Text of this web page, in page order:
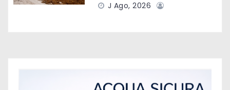
t
o
J Ago, 2026